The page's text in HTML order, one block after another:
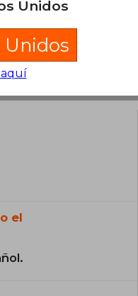
(0)
el
Unidos
Unidos